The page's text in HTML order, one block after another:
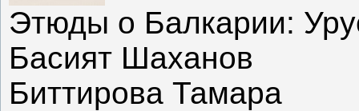
Этюды о Балкарии:
Басият Шаханов
Биттирова Тамара